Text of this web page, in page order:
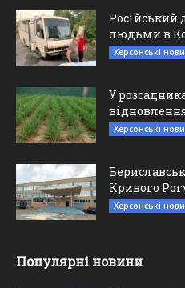
Російський
людьми в
Херсонські
У
Херсонські
Кривого
Херсонські
Популярні новини